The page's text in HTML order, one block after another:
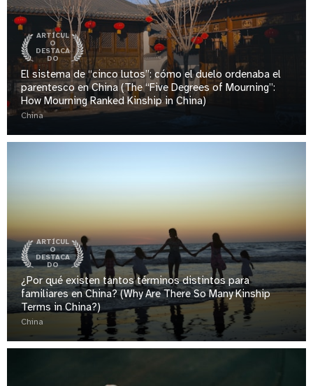
ARTÍCUL
O
DESTACA
DO
El sistema de “cinco lutos”: cómo el duelo ordenaba el
parentesco en China (The “Five Degrees of Mourning”:
How Mourning Ranked Kinship in China)
China
ARTÍCUL
O
DESTACA
DO
¿Por qué existen tantos términos distintos para
familiares en China? (Why Are There So Many Kinship
Terms in China?)
China